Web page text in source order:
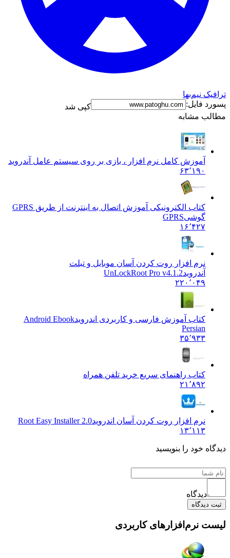
ترافیک نیم‌بها
پسورد فایل:
کپی شد
مطالب مشابه
آموزش کامل نرم افزار ، بازی بر روی سیستم عامل آندروید
۶۳٬۱۹۰
کتاب الکترونیکی آموزش اتصال به اینترنت از طریق GPRS
گوشیGPRS
۱۶٬۴۲۷
نرم افزار روت کردن آسان موبایل و تبلت
آندرویدUnLockRoot Pro v4.1.2
۲۲۰٬۰۴۹
کتاب آموزش فارسی و کاربردی اندرویدAndroid Ebook
Persian
۳۵٬۹۳۳
کتاب راهنمای سریع خرید تلفن همراه
۲۱٬۸۹۲
نرم افزار روت کردن آسان اندرویدRoot Easy Installer 2.0
۱۳٬۱۱۳
دیدگاه خود را بنویسید
دیدگاه
ثبت دیدگاه
لیست نرم‌افزارهای کاربردی